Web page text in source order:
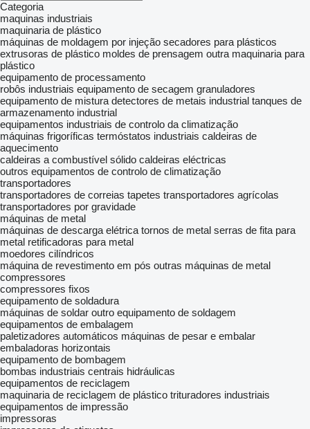
Categoria
maquinas industriais
maquinaria de plástico
máquinas de moldagem por injeção secadores para plásticos
extrusoras de plástico moldes de prensagem outra maquinaria para
plástico
equipamento de processamento
robôs industriais equipamento de secagem granuladores
equipamento de mistura detectores de metais industrial tanques de
armazenamento industrial
equipamentos industriais de controlo da climatização
máquinas frigoríficas termóstatos industriais caldeiras de
aquecimento
caldeiras a combustível sólido caldeiras eléctricas
outros equipamentos de controlo de climatização
transportadores
transportadores de correias tapetes transportadores agrícolas
transportadores por gravidade
máquinas de metal
máquinas de descarga elétrica tornos de metal serras de fita para
metal retificadoras para metal
moedores cilíndricos
máquina de revestimento em pós outras máquinas de metal
compressores
compressores fixos
equipamento de soldadura
máquinas de soldar outro equipamento de soldagem
equipamentos de embalagem
paletizadores automáticos máquinas de pesar e embalar
embaladoras horizontais
equipamento de bombagem
bombas industriais centrais hidráulicas
equipamentos de reciclagem
maquinaria de reciclagem de plástico trituradores industriais
equipamentos de impressão
impressoras